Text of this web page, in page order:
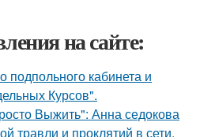
на сайте:
подпольного кабинета и
Курсов".
Выжить": Анна седокова
травли и проклятий в сети.